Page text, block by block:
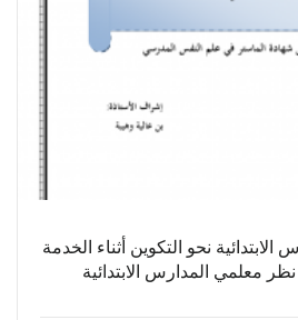
نحو التكوين أثناء الخدمة
معلمي المدارس الابتدائية